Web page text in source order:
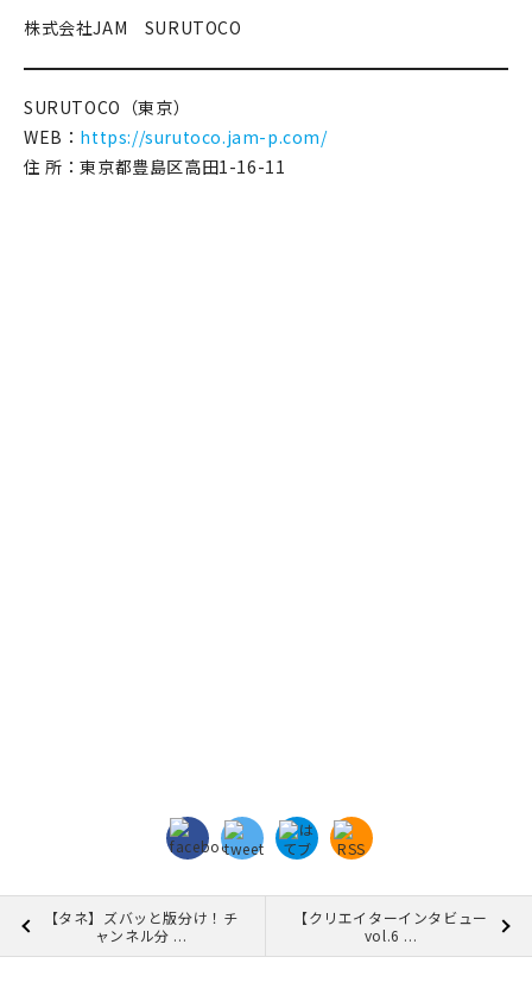
在庫限り
おすすめ特集
株式会社JAM SURUTOCO
SURUTOCO（東京）
WEB： https://surutoco.jam-p.com/
住 所：東京都豊島区高田1-16-11
【タネ】ズバッと版分け！チ
ャンネル分 ...
【クリエイターインタビュー
vol.6 ...